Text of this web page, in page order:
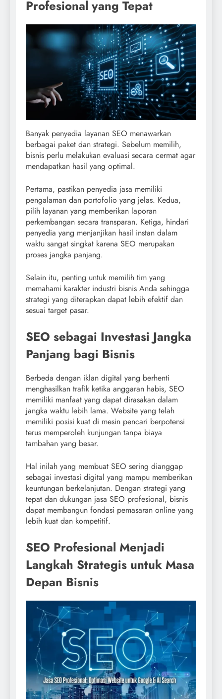
Profesional yang Tepat
Banyak penyedia layanan SEO menawarkan
berbagai paket dan strategi. Sebelum memilih,
bisnis perlu melakukan evaluasi secara cermat agar
mendapatkan hasil yang optimal.
Pertama, pastikan penyedia jasa memiliki
pengalaman dan portofolio yang jelas. Kedua,
pilih layanan yang memberikan laporan
perkembangan secara transparan. Ketiga, hindari
penyedia yang menjanjikan hasil instan dalam
waktu sangat singkat karena SEO merupakan
proses jangka panjang.
Selain itu, penting untuk memilih tim yang
memahami karakter industri bisnis Anda sehingga
strategi yang diterapkan dapat lebih efektif dan
sesuai target pasar.
SEO sebagai Investasi Jangka
Panjang bagi Bisnis
Berbeda dengan iklan digital yang berhenti
menghasilkan trafik ketika anggaran habis, SEO
memiliki manfaat yang dapat dirasakan dalam
jangka waktu lebih lama. Website yang telah
memiliki posisi kuat di mesin pencari berpotensi
terus memperoleh kunjungan tanpa biaya
tambahan yang besar.
Hal inilah yang membuat SEO sering dianggap
sebagai investasi digital yang mampu memberikan
keuntungan berkelanjutan. Dengan strategi yang
tepat dan dukungan jasa SEO profesional, bisnis
dapat membangun fondasi pemasaran online yang
lebih kuat dan kompetitif.
SEO Profesional Menjadi
Langkah Strategis untuk Masa
Depan Bisnis